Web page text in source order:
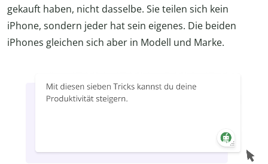
gekauft haben, nicht dasselbe. Sie teilen sich kein
iPhone, sondern jeder hat sein eigenes. Die beiden
iPhones gleichen sich aber in Modell und Marke.